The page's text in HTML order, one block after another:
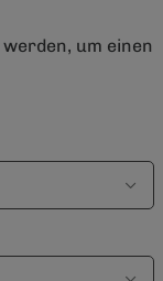
um einen